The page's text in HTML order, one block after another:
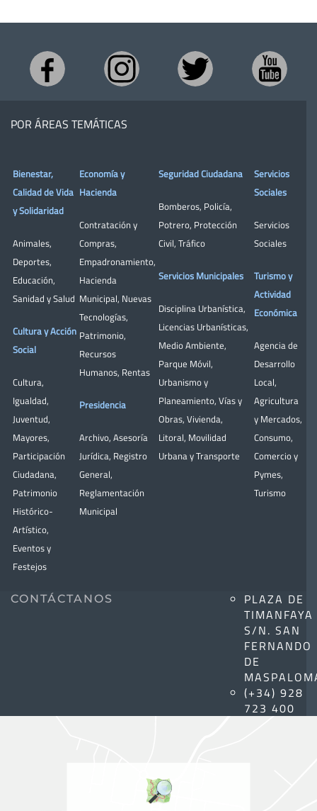
POR ÁREAS TEMÁTICAS
Bienestar,
Calidad de Vida
y Solidaridad
Animales,
Deportes,
Educación,
Sanidad y Salud
Cultura y Acción
Social
Cultura,
Igualdad,
Juventud,
Mayores,
Participación
Ciudadana,
Patrimonio
Histórico-
Artístico,
Eventos y
Festejos
Economía y
Hacienda
Contratación y
Compras,
Empadronamiento,
Hacienda
Municipal, Nuevas
Tecnologías,
Patrimonio,
Recursos
Humanos, Rentas
Presidencia
Archivo, Asesoría
Jurídica, Registro
General,
Reglamentación
Municipal
Seguridad Ciudadana
Bomberos, Policía,
Potrero, Protección
Civil, Tráfico
Servicios Municipales
Disciplina Urbanística,
Licencias Urbanísticas,
Medio Ambiente,
Parque Móvil,
Urbanismo y
Planeamiento, Vías y
Obras, Vivienda,
Litoral, Movilidad
Urbana y Transporte
Servicios
Sociales
Servicios
Sociales
Turismo y
Actividad
Económica
Agencia de
Desarrollo
Local,
Agricultura
y Mercados,
Consumo,
Comercio y
Pymes,
Turismo
CONTÁCTANOS
PLAZA DE
TIMANFAYA
S/N. SAN
FERNANDO
DE
(+34) 928
723 400